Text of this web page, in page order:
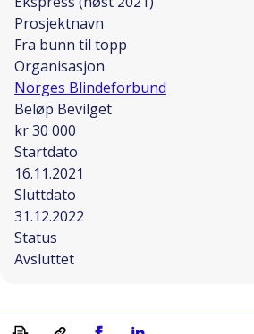
Prosjektnavn
Fra bunn til topp
Organisasjon
Norges Blindeforbund
Beløp Bevilget
kr 30 000
Startdato
16.11.2021
Sluttdato
31.12.2022
Status
Avsluttet
Skriv ut Kopiera länkDel på Facebook
Del på Linkedin